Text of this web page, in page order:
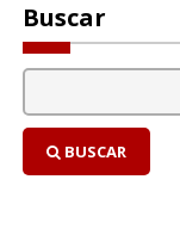
Buscar
BUSCAR